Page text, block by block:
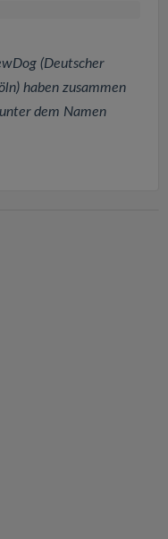
(Deutscher
haben zusammen
dem Namen